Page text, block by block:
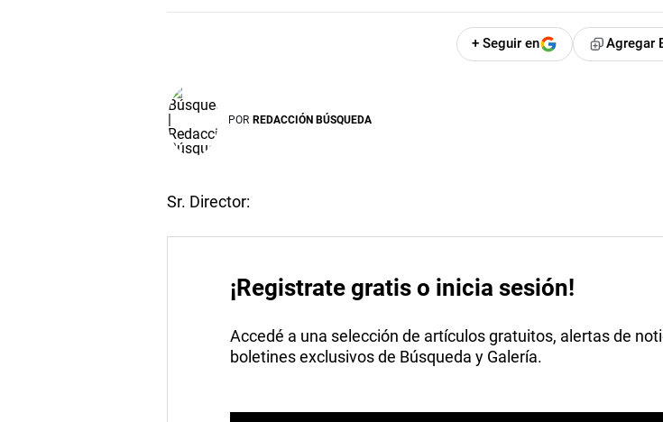
+ Seguir en Agregar
POR REDACCIÓN BÚSQUEDA
Sr. Director:
¡Registrate gratis o inicia sesión!
Accedé a una selección de artículos gratuitos, alertas de
boletines exclusivos de Búsqueda y Galería.